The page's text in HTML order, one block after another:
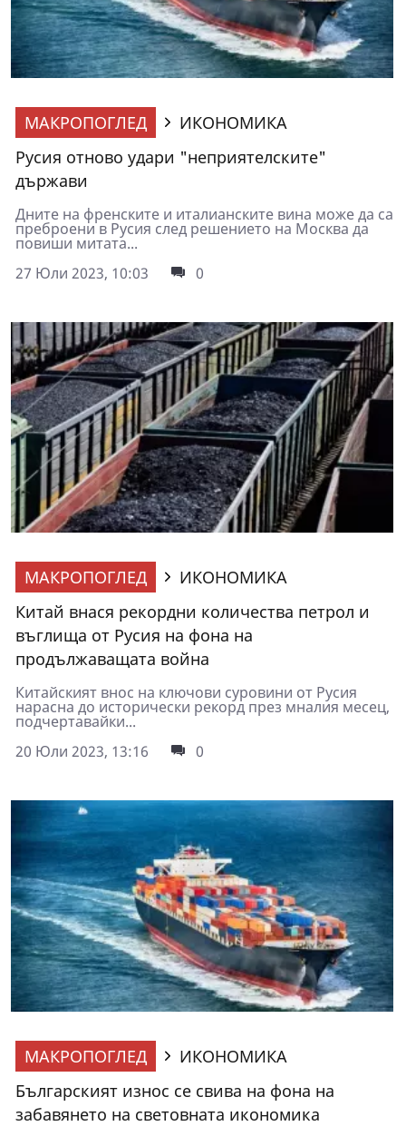
МАКРОПОГЛЕД
ИКОНОМИКА
Русия отново удари "неприятелските"
държави
Дните на френските и италианските вина може да са
преброени в Русия след решението на Москва да
повиши митата...
27 Юли 2023, 10:03
0
МАКРОПОГЛЕД
ИКОНОМИКА
Китай внася рекордни количества петрол и
въглища от Русия на фона на
продължаващата война
Китайският внос на ключови суровини от Русия
нарасна до исторически рекорд през мналия месец,
подчертавайки...
20 Юли 2023, 13:16
0
МАКРОПОГЛЕД
ИКОНОМИКА
Българският износ се свива на фона на
забавянето на световната икономика